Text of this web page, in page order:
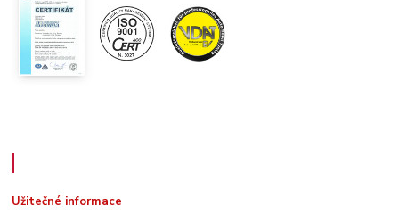
Užitečné informace